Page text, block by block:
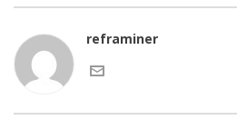
reframiner